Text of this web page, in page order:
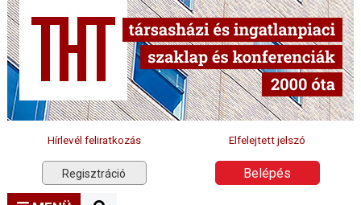
Hírlevél feliratkozás Elfelejtett jelszó
Regisztráció Belépés